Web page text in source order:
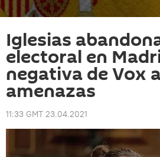
Iglesias
electoral en
negativa de Vox
amenazas
11:33 GMT 23.04.2021